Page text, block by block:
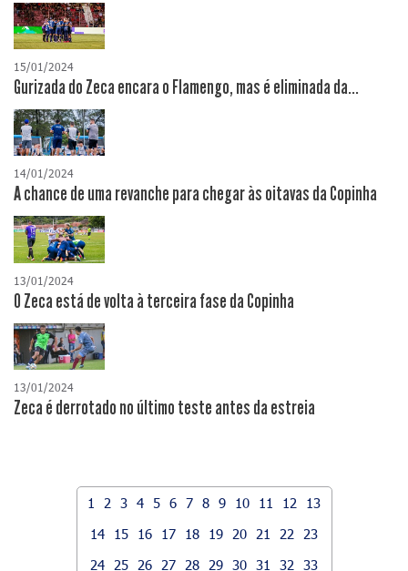
15/01/2024
Gurizada do Zeca encara o Flamengo, mas é eliminada da...
14/01/2024
A chance de uma revanche para chegar às oitavas da Copinha
13/01/2024
O Zeca está de volta à terceira fase da Copinha
13/01/2024
Zeca é derrotado no último teste antes da estreia
1 2 3 4 5 6 7 8 9 10 11 12
13
14
15 16 17 18 19 20 21 22
23
24
25 26 27 28 29 30 31 32
33